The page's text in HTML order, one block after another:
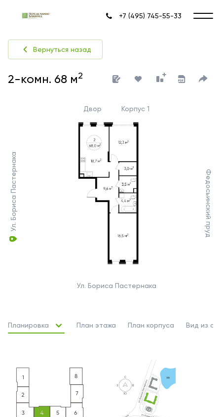
+7 (495) 745-55-33
Вернуться назад
2-комн. 68 м2
Ул. Бориса Пастернака Федосьинский пруд
Ул. Бориса Пастернака
Двор Корпус 1
Планировка План этажа План корпуса Вид из